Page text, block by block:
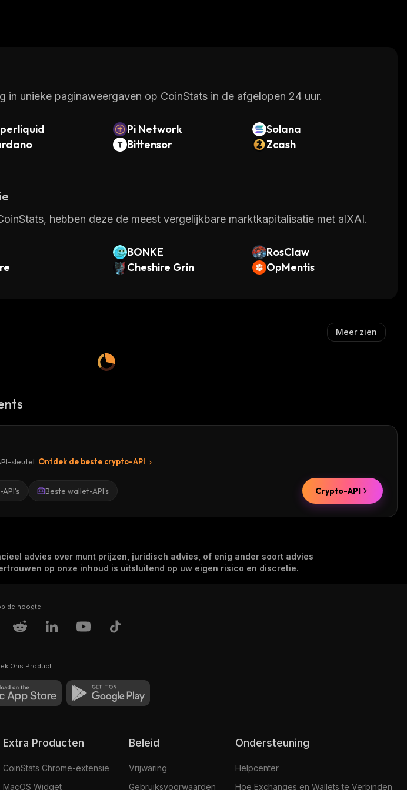
in unieke paginaweergaven op CoinStats in de afgelopen 24 uur.
Pi Network
Solana
Bittensor Zcash
hebben deze de meest vergelijkbare marktkapitalisatie met alXAI.
BONKE
RosClaw
Cheshire Grin OpMentis
Meer zien
sleutel. Ontdek de beste crypto-API
Beste wallet-API's Crypto-API
advies over munt prijzen, juridisch advies, of enig ander soort advies
op onze inhoud is uitsluitend op uw eigen risico en discretie.
de hoogte
Ons Product
Extra Producten
CoinStats Chrome-extensie
MacOS Widget
Beleid
Vrijwaring
Gebruiksvoorwaarden
Ondersteuning
Helpcenter
Hoe Exchanges en Wallets te Verbinden